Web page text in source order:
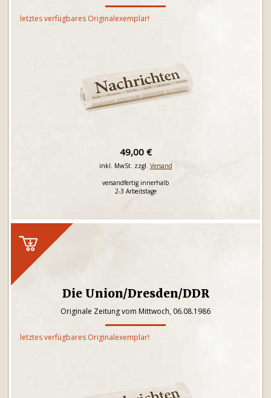
letztes verfügbares Originalexemplar!
49,00 €
inkl. MwSt. zzgl. Versand
versandfertig innerhalb
2-3 Arbeitstage
Die Union/Dresden/DDR
Originale Zeitung vom Mittwoch, 06.08.1986
letztes verfügbares Originalexemplar!